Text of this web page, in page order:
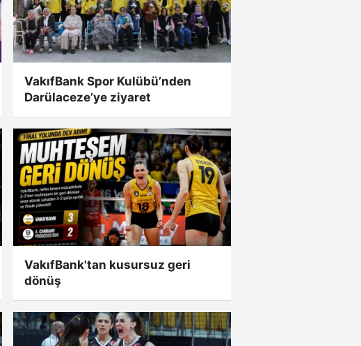
VakıfBank Spor Kulübü’nden
Darülaceze’ye ziyaret
VakıfBank'tan kusursuz geri
dönüş